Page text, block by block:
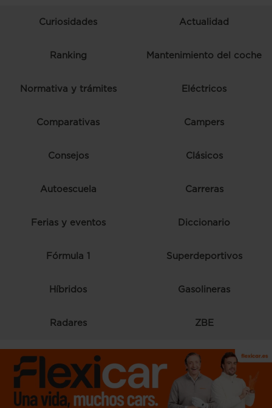
Curiosidades Actualidad
Ranking Mantenimiento del coche
Normativa y trámites Eléctricos
Comparativas Campers
Consejos Clásicos
Autoescuela Carreras
Ferias y eventos Diccionario
Fórmula 1 Superdeportivos
Híbridos Gasolineras
Radares ZBE